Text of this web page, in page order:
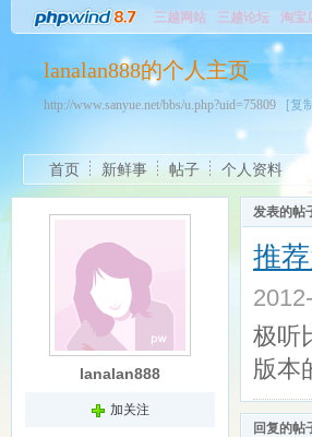
三越网站 三越论坛 淘宝
lanalan888的个人主页
http://www.sanyue.net/bbs/u.php?uid=75809 [复
首页 新鲜事 帖子 个人资料
lanalan888
加关注
发表的帖
推
极听
版本
回复的帖